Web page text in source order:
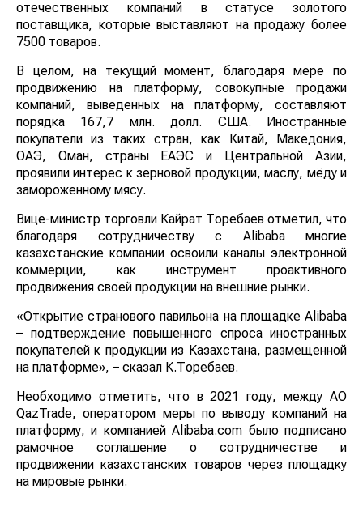
отечественных компаний в статусе золотого
поставщика, которые выставляют на продажу более
7500 товаров.
В целом, на текущий момент, благодаря мере по
продвижению на платформу, совокупные продажи
компаний, выведенных на платформу, составляют
порядка 167,7 млн. долл. США. Иностранные
покупатели из таких стран, как Китай, Македония,
ОАЭ, Оман, страны ЕАЭС и Центральной Азии,
проявили интерес к зерновой продукции, маслу, мёду и
замороженному мясу.
Вице-министр торговли Кайрат Торебаев отметил, что
благодаря сотрудничеству с Alibaba многие
казахстанские компании освоили каналы электронной
коммерции, как инструмент проактивного
продвижения своей продукции на внешние рынки.
«Открытие странового павильона на площадке Alibaba
– подтверждение повышенного спроса иностранных
покупателей к продукции из Казахстана, размещенной
на платформе», – сказал К.Торебаев.
Необходимо отметить, что в 2021 году, между АО
QazTrade, оператором меры по выводу компаний на
платформу, и компанией Alibaba.com было подписано
рамочное соглашение о сотрудничестве и
продвижении казахстанских товаров через площадку
на мировые рынки.